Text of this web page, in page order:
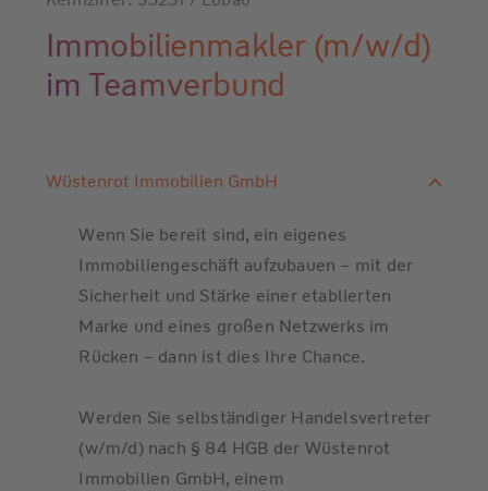
Immobilienmakler (m/w/d)
im Teamverbund
Wüstenrot Immobilien GmbH
Wenn Sie bereit sind, ein eigenes
Immobiliengeschäft aufzubauen – mit der
Sicherheit und Stärke einer etablierten
Marke und eines großen Netzwerks im
Rücken – dann ist dies Ihre Chance.
Werden Sie selbständiger Handelsvertreter
(w/m/d) nach § 84 HGB der Wüstenrot
Immobilien GmbH, einem